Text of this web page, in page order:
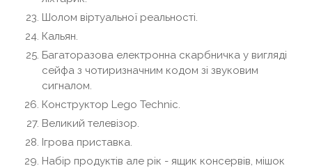
Шолом віртуальної реальності.
Кальян.
Багаторазова електронна скарбничка у вигляді
сейфа з чотиризначним кодом зі звуковим
сигналом.
Конструктор Lego Technic.
Великий телевізор.
Ігрова приставка.
Набір продуктів але рік - ящик консервів, мішок